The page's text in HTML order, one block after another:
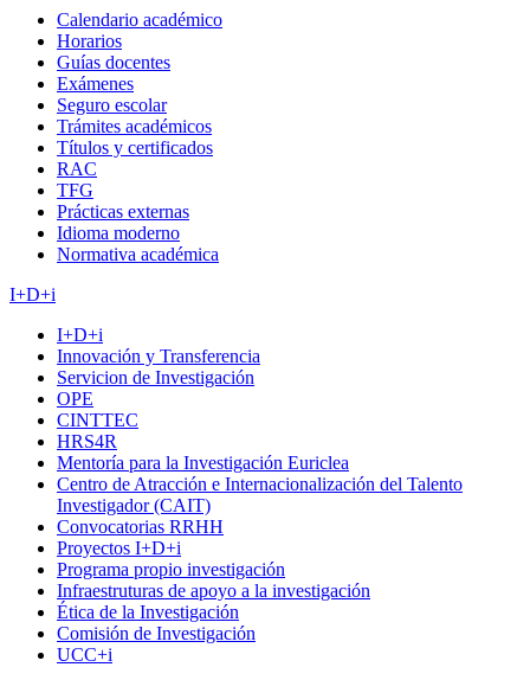
Calendario académico
Horarios
Guías docentes
Exámenes
Seguro escolar
Trámites académicos
Títulos y certificados
RAC
TFG
Prácticas externas
Idioma moderno
Normativa académica
I+D+i
I+D+i
Innovación y Transferencia
Servicion de Investigación
OPE
CINTTEC
HRS4R
Mentoría para la Investigación Euriclea
Centro de Atracción e Internacionalización del Talento
Investigador (CAIT)
Convocatorias RRHH
Proyectos I+D+i
Programa propio investigación
Infraestruturas de apoyo a la investigación
Ética de la Investigación
Comisión de Investigación
UCC+i